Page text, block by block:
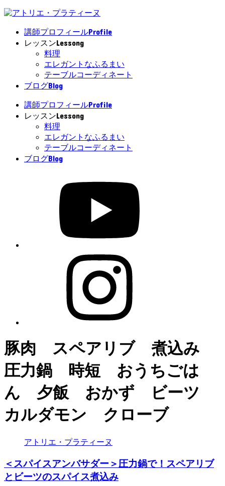
講師プロフィールProfile
レッスンLessong
料理
エレガントなふるまい
テーブルコーディネート
ブログBlog
講師プロフィールProfile
レッスンLessong
料理
エレガントなふるまい
テーブルコーディネート
ブログBlog
豚肉 スペアリブ 煮込み
圧力鍋 時短 おうちごは
ん 夕飯 おかず ビーツ
カルダモン クローブ
アトリエ・プラティーヌ
＜スパイスアンバサダー＞圧力鍋で！スペアリブ
とビーツのスパイス煮込み